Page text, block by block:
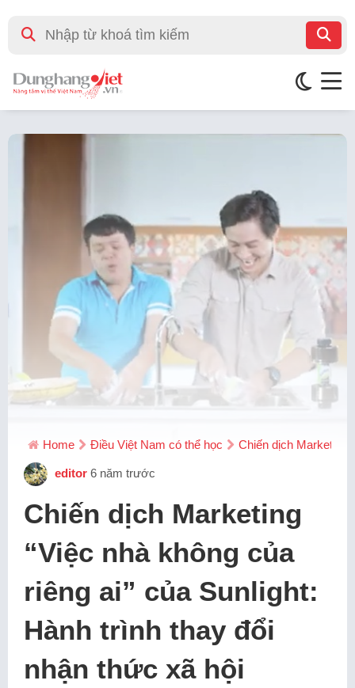
Home Điều Việt Nam có thể học Chiến dịch Marketing
editor 6 năm trước
Chiến dịch Marketing
“Việc nhà không của
riêng ai” của Sunlight:
Hành trình thay đổi
nhận thức xã hội